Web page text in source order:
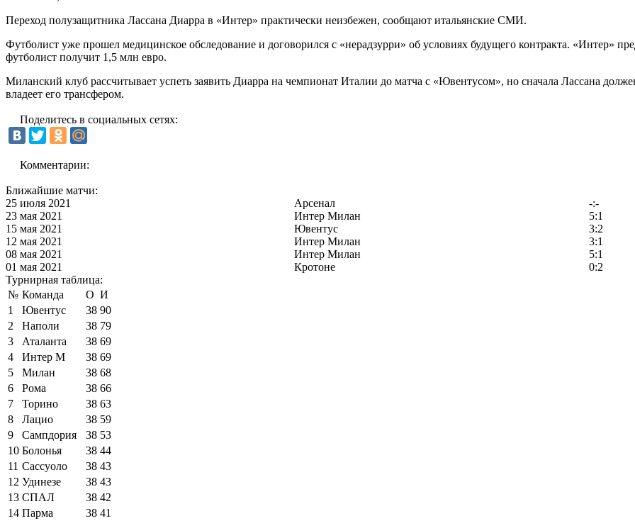
Переход полузащитника Лассана Диарра в «Интер» практически неизбежен, сообщают итальянские СМИ.
Футболист уже прошел медицинское обследование и договорился с «нерадзурри» об условиях будущего контракта. «Интер»
футболист получит 1,5 млн евро.
Миланский клуб рассчитывает успеть заявить Диарра на чемпионат Италии до матча с «Ювентусом», но сначала Лассана
владеет его трансфером.
Поделитесь в социальных сетях:
Комментарии:
Ближайшие матчи:
25 июля 2021
Арсенал -:-
23 мая 2021
Интер Милан 5:1
15 мая 2021
Ювентус 3:2
12 мая 2021
Интер Милан 3:1
08 мая 2021
Интер Милан 5:1
01 мая 2021
Кротоне 0:2
Турнирная таблица:
№ Команда О И
1
Ювентус 38 90
2
Наполи 38 79
3
Аталанта 38 69
4
Интер М 38 69
5
Милан 38 68
6
Рома 38 66
7
Торино 38 63
8
Лацио 38 59
9
Сампдория 38 53
10 Болонья 38 44
11 Сассуоло 38 43
12 Удинезе 38 43
13 СПАЛ 38 42
14 Парма 38 41